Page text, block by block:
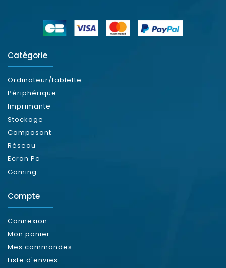
Catégorie
Ordinateur/tablette
Périphérique
Imprimante
Stockage
Composant
Réseau
Ecran Pc
Gaming
Compte
Connexion
Mon panier
Mes commandes
Liste d'envies